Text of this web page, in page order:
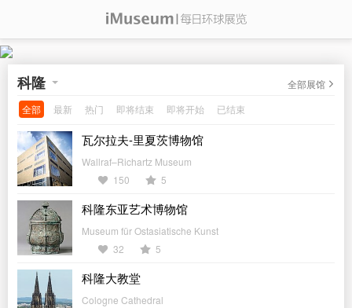
科隆
全部 最新 热门 即将结束 即将开始 已结束
全部展馆
瓦尔拉夫-里夏茨博物馆
Wallraf–Richartz Museum
150
5
科隆东亚艺术博物馆
Museum für Ostasiatische Kunst
32
5
科隆大教堂
Cologne Cathedral